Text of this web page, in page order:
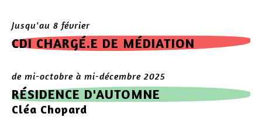
Jusqu'au 8 février
CDI CHARGÉ.E DE MÉDIATION
de mi-octobre à mi-décembre 2025
RÉSIDENCE D'AUTOMNE
Cléa Chopard